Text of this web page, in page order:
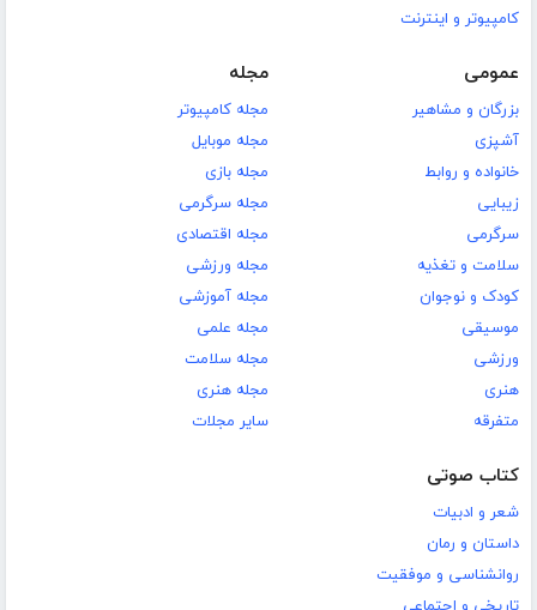
کامپیوتر و اینترنت
عمومی
بزرگان و مشاهیر
آشپزی
خانواده و روابط
زیبایی
سرگرمی
سلامت و تغذیه
کودک و نوجوان
موسیقی
ورزشی
هنری
متفرقه
مجله
مجله کامپیوتر
مجله موبایل
مجله بازی
مجله سرگرمی
مجله اقتصادی
مجله ورزشی
مجله آموزشی
مجله علمی
مجله سلامت
مجله هنری
سایر مجلات
کتاب صوتی
شعر و ادبیات
داستان و رمان
روانشناسی و موفقیت